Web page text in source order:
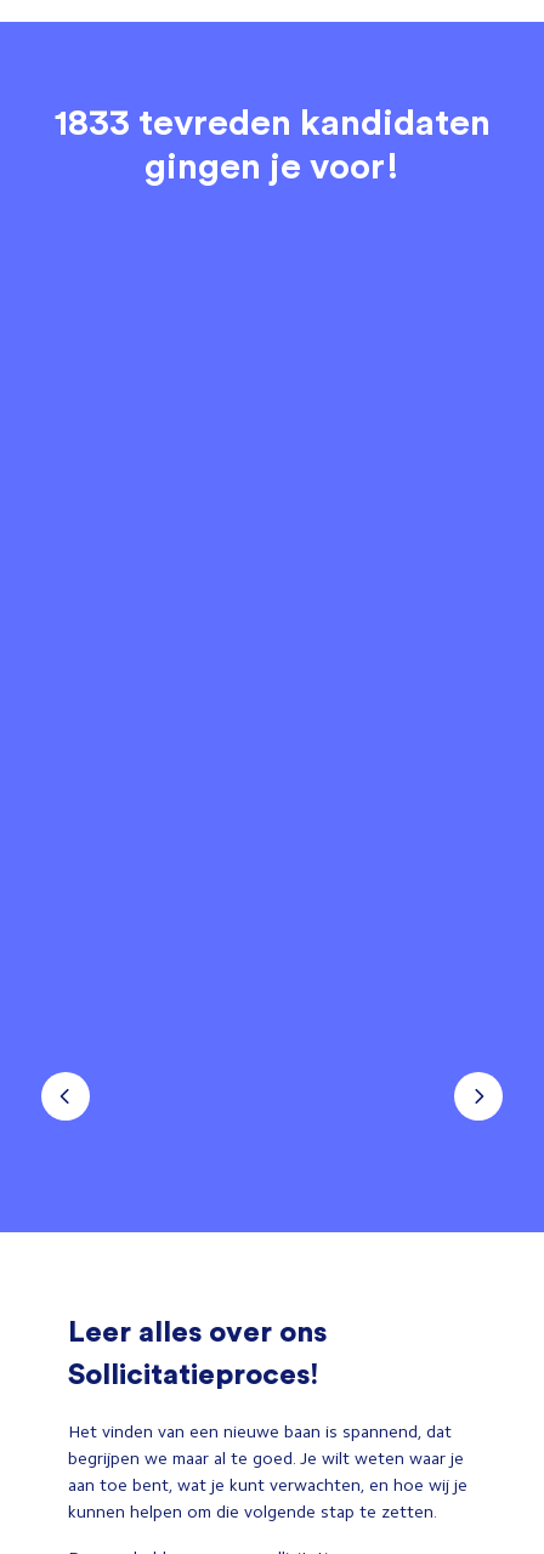
1833 tevreden kandidaten
gingen je voor!
Leer alles over ons
Sollicitatieproces!
Het vinden van een nieuwe baan is spannend, dat
begrijpen we maar al te goed. Je wilt weten waar je
aan toe bent, wat je kunt verwachten, en hoe wij je
kunnen helpen om die volgende stap te zetten.